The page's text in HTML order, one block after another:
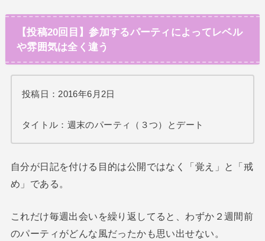
【投稿20回目】参加するパーティによってレベル
や雰囲気は全く違う
投稿日：2016年6月2日
タイトル：週末のパーティ（３つ）とデート
自分が日記を付ける目的は公開ではなく「覚え」と「戒
め」である。
これだけ毎週出会いを繰り返してると、わずか２週間前
のパーティがどんな風だったかも思い出せない。